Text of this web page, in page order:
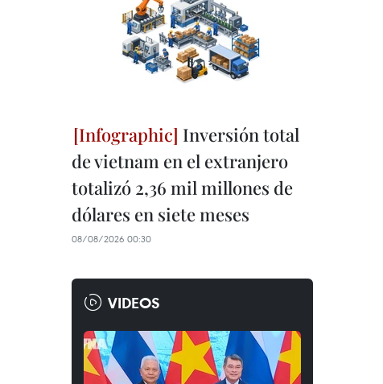
Inversión total
de vietnam en el extranjero
totalizó 2,36 mil millones de
dólares en siete meses
08/08/2026 00:30
VIDEOS